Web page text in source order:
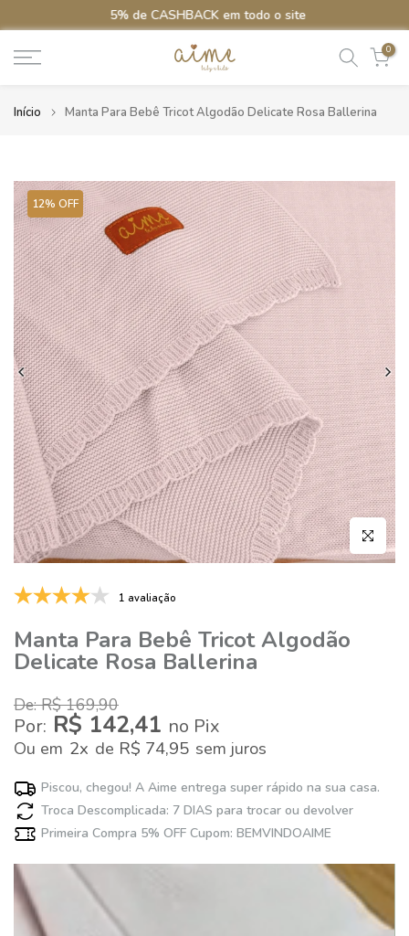
o
5% de CASHBACK em todo o site
0
Início Manta Para Bebê Tricot Algodão Delicate Rosa Ballerina
12% OFF
Clique
1 avaliação
Manta Para Bebê Tricot Algodão
Delicate Rosa Ballerina
De: R$ 169,90
Por: R$ 142,41 no Pix
Ou em 2x de R$ 74,95 sem juros
Piscou, chegou! A Aime entrega super rápido na sua casa.
Troca Descomplicada: 7 DIAS para trocar ou devolver
Primeira Compra 5% OFF Cupom: BEMVINDOAIME